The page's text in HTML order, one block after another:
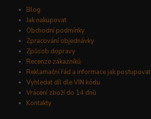
Blog
Jak nakupovat
Obchodní podmínky
Zpracování objednávky
Způsob dopravy
Recenze zákazníků
Reklamační řád a informace jak postupovat
Vyhledat díl dle VIN kódu
Vrácení zboží do 14 dnů
Kontakty